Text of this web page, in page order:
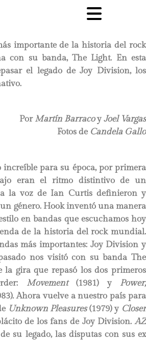
importante de la historia del rock
con su banda, The Light. En esta
el legado de Joy Division, los
Por Martín Barracoy Joel Vargas
Fotos de Candela Gallo
increíble para su época, por primera
eran el ritmo distintivo de un
la voz de Ian Curtis definieron y
un género. Hook inventó una manera
en bandas que escuchamos hoy
de la historia del rock mundial.
más importantes: Joy Division y
nos visitó con su banda The
la gira que repasó los dos primeros
Movement(1981) y Power,
.Ahora vuelve a nuestro país para
Unknown Pleasures(1979) y Closer
de los fans de Joy Division.AZ
su legado, las disputas con sus ex